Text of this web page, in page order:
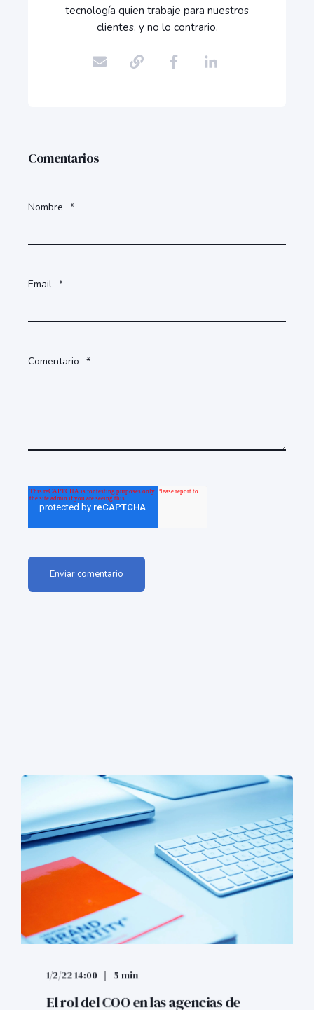
tecnología quien trabaje para nuestros
clientes, y no lo contrario.
Comentarios
Nombre *
Email *
Comentario *
1/2/22 14:00 5 min
El rol del COO en las agencias de